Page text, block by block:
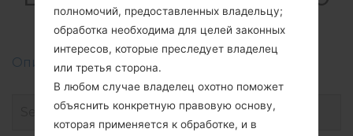
QM5) akaLG Stylo 5
Описание регионов прошивок телефонов LG
полномочий, предоставленных владельцу;
обработка необходима для целей законных
интересов, которые преследует владелец
или третья сторона.
В любом случае владелец охотно поможет
объяснить конкретную правовую основу,
которая применяется к обработке, и в